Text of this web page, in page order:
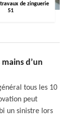
de zinguerie
51
d’un
tous les 10
peut
un sinistre lors